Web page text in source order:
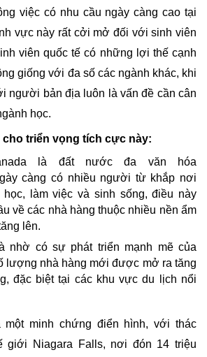
việc có nhu cầu ngày càng cao tại
vực này rất cởi mở đối với sinh viên
viên quốc tế có những lợi thế cạnh
giống với đa số các ngành khác, khi
người bản địa luôn là vấn đề cần cân
học.
triển vọng tích cực này:
là đất nước đa văn hóa
càng có nhiều người từ khắp nơi
làm việc và sinh sống, điều này
về các nhà hàng thuộc nhiều nền ẩm
lên.
nhờ có sự phát triển mạnh mẽ của
lượng nhà hàng mới được mở ra tăng
đặc biệt tại các khu vực du lịch nổi
một minh chứng điển hình, với thác
giới Niagara Falls, nơi đón 14 triệu